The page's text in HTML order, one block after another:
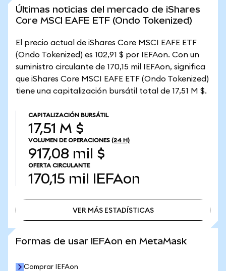
Últimas noticias del mercado de iShares
Core MSCI EAFE ETF (Ondo Tokenized)
El precio actual de iShares Core MSCI EAFE ETF
(Ondo Tokenized) es 102,91 $ por IEFAon. Con un
suministro circulante de 170,15 mil IEFAon, significa
que iShares Core MSCI EAFE ETF (Ondo Tokenized)
tiene una capitalización bursátil total de 17,51 M $.
CAPITALIZACIÓN BURSÁTIL
17,51 M $
VOLUMEN DE OPERACIONES (24 H)
917,08 mil $
OFERTA CIRCULANTE
170,15 mil IEFAon
VER MÁS ESTADÍSTICAS
Formas de usar IEFAon en MetaMask
Comprar IEFAon